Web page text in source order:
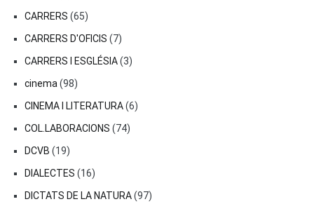
CARRERS (65)
CARRERS D'OFICIS (7)
CARRERS I ESGLÉSIA(3)
cinema (98)
CINEMA I LITERATURA(6)
COL.LABORACIONS (74)
DCVB (19)
DIALECTES (16)
DICTATS DE LA NATURA(97)